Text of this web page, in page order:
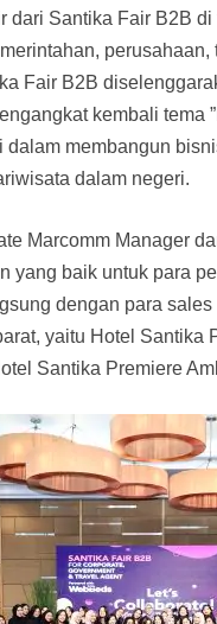
dari Santika Fair B2B
Fair B2B
kembali tema
dalam membangun
dalam negeri.
Marcomm Manager
yang baik untuk para
dengan para
yaitu Hotel
Santika Premiere